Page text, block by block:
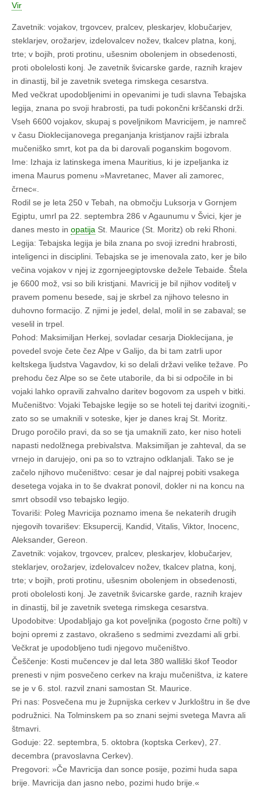
Vir
Zavetnik: vojakov, trgovcev, pralcev, pleskarjev, klobučarjev,
steklarjev, orožarjev, izdelovalcev nožev, tkalcev platna, konj,
trte; v bojih, proti protinu, ušesnim obolenjem in obsedenosti,
proti obolelosti konj. Je zavetnik švicarske garde, raznih krajev
in dinastij, bil je zavetnik svetega rimskega cesarstva.
Med večkrat upodobljenimi in opevanimi je tudi slavna Tebajska
legija, znana po svoji hrabrosti, pa tudi pokončni krščanski drži.
Vseh 6600 vojakov, skupaj s poveljnikom Mavricijem, je namreč
v času Dioklecijanovega preganjanja kristjanov rajši izbrala
mučeniško smrt, kot pa da bi darovali poganskim bogovom.
Ime: Izhaja iz latinskega imena Mauritius, ki je izpeljanka iz
imena Maurus pomenu »Mavretanec, Maver ali zamorec,
črnec«.
Rodil se je leta 250 v Tebah, na območju Luksorja v Gornjem
Egiptu,­ umrl pa 22. septembra 286 v Agaunumu v Švici, kjer je
danes mesto in opatija St. Maurice (St. Moritz) ob reki Rhoni.
Legija: Tebajska legija je bila znana po svoji izredni hrabrosti,
inteligenci in disciplini. Tebajska se je imenovala zato, ker je bilo
večina vojakov v njej iz zgornjeegiptovske dežele Tebaide. Štela
je 6600 mož, vsi so bili kristjani. Mavricij je bil njihov voditelj v
pravem pomenu besede, saj je skrbel za njihovo telesno in
duhovno formacijo. Z njimi je jedel, delal, molil in se zabaval; se
veselil in trpel.
Pohod: Maksimiljan Herkej, sovladar cesarja Dioklecijana, je
povedel svoje čete čez Alpe v Galijo, da bi tam zatrli upor
keltskega ljudstva Vagavdov, ki so delali državi velike težave. Po
prehodu čez Alpe so se čete utaborile, da bi si odpočile in bi
vojaki lahko opravili zahvalno daritev bogovom za uspeh v bitki.
Mučeništvo: Vojaki Tebajske legije so se hoteli tej daritvi izogniti,­
zato so se umaknili v soteske, kjer je danes kraj St. Moritz.
Drugo poročilo pravi, da so se tja umaknili zato, ker niso hoteli
napasti nedolžnega prebivalstva. Maksimiljan je zahteval, da se
vrnejo in darujejo, oni pa so to vztrajno odklanjali. Tako se je
začelo njihovo mučeništvo: cesar je dal najprej pobiti vsakega
desetega vojaka in to še dvakrat ponovil, dokler ni na koncu na
smrt obsodil vso tebajsko legijo.
Tovariši: Poleg Mavricija poznamo imena še nekaterih drugih
njegovih tovarišev: Eksupercij, Kandid, Vitalis, Viktor, Inocenc,
Aleksander, Gereon.
Zavetnik: vojakov, trgovcev, pralcev, pleskarjev, klobučarjev,
steklarjev, orožarjev, izdelovalcev nožev, tkalcev platna, konj,
trte; v bojih, proti protinu, ušesnim obolenjem in obsedenosti,
proti obolelosti konj. Je zavetnik švicarske garde, raznih krajev
in dinastij, bil je zavetnik svetega rimskega cesarstva.
Upodobitve: Upodabljajo ga kot poveljnika (pogosto črne polti) v
bojni opremi z zastavo, okrašeno s sedmimi zvezdami ali grbi.
Večkrat je upodobljeno tudi njegovo mučeništvo.
Češčenje: Kosti mučencev je dal leta 380 walliški škof Teodor
prenesti v njim posvečeno cerkev na kraju mučeništva, iz katere
se je v 6. stol. razvil znani samostan St. Maurice.
Pri nas: Posvečena mu je župnijska cerkev v Jurkloštru in še dve
podružnici. Na Tolminskem pa so znani sejmi svetega Mavra ali
štmavri.
Goduje: 22. septembra, 5. oktobra (koptska Cerkev), 27.
decembra (pravoslavna Cerkev).
Pregovori: »Če Mavricija dan sonce posije, pozimi huda sapa
brije. Mavricija dan jasno nebo, pozimi hudo brije.«